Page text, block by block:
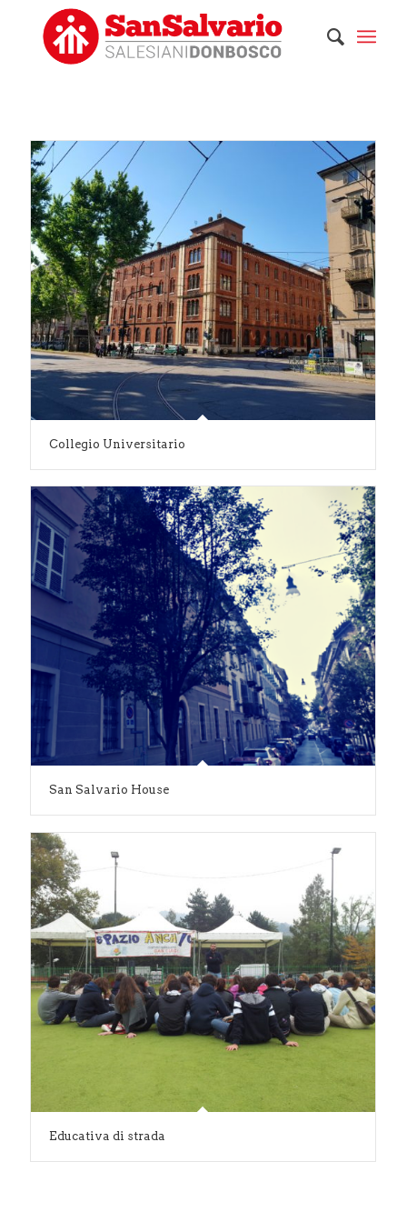
Collegio Universitario
San Salvario House
Educativa di strada